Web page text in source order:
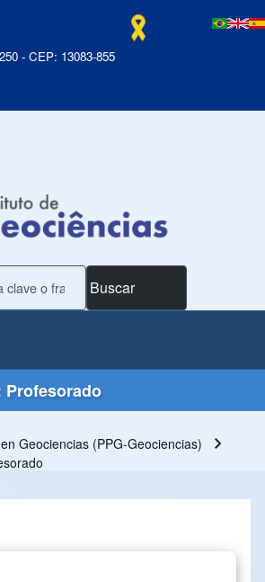
- CEP: 13083-855
Profesorado
Geociencias (PPG-Geociencias)